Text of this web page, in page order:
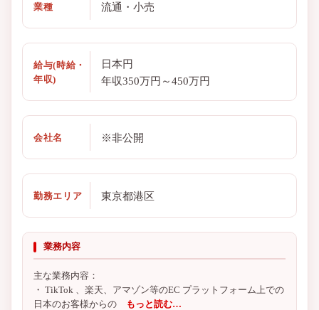
業種 流通・小売
給与(時給・
年収)
日本円
年収350万円～450万円
会社名 ※非公開
勤務エリア 東京都港区
業務内容
主な業務内容：
・ TikTok 、楽天、アマゾン等のEC プラットフォーム上での
日本のお客様からの もっと読む…